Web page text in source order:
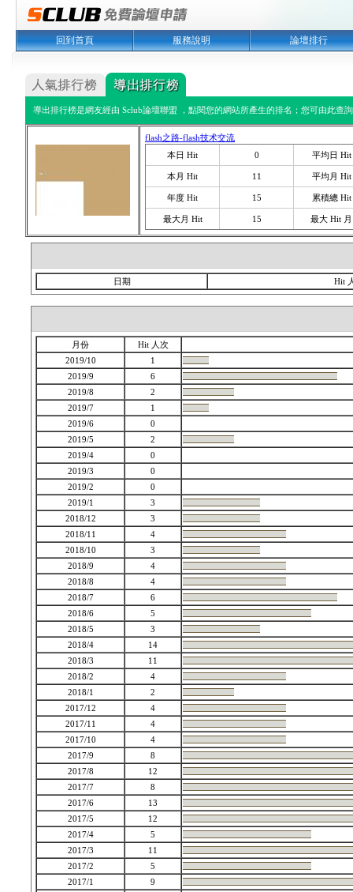
回到首頁 服務說明 論壇排行
導出排行榜是網友經由 Sclub論壇聯盟 ，點閱您的網站所產生的排名；您可由此查
flash之路-flash技术交流
本日 Hit
0 平均日 Hit
本月 Hit 11 平均月 Hit
年度 Hit 15 累積總 Hit
最大月 Hit 15 最大 Hit 月
日期 Hit
月份
Hit 人次
2019/10
1
2019/9
6
2019/8
2
2019/7
1
2019/6
0
2019/5
2
2019/4
0
2019/3
0
2019/2
0
2019/1
3
2018/12
3
2018/11
4
2018/10
3
2018/9
4
2018/8
4
2018/7
6
2018/6
5
2018/5
3
2018/4
14
2018/3
11
2018/2
4
2018/1
2
2017/12
4
2017/11
4
2017/10
4
2017/9
8
2017/8
12
2017/7
8
2017/6
13
2017/5
12
2017/4
5
2017/3
11
2017/2
5
2017/1
9